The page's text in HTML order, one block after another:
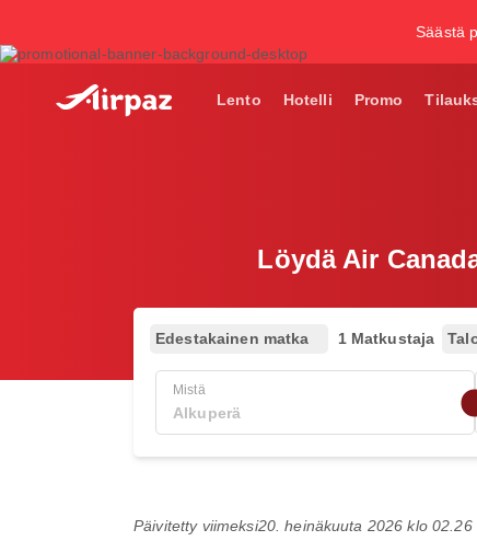
Säästä
Lento Hotelli Promo
Löydä Air
Edestakainen matka 1 Matkustaja
Mistä
Päivitetty viimeksi20. heinäkuuta 2026 klo 02.26